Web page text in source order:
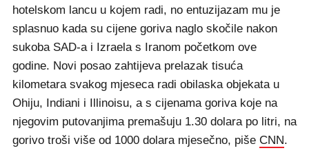
hotelskom lancu u kojem radi, no entuzijazam mu je
splasnuo kada su cijene goriva naglo skočile nakon
sukoba SAD-a i Izraela s Iranom početkom ove
godine. Novi posao zahtijeva prelazak tisuća
kilometara svakog mjeseca radi obilaska objekata u
Ohiju, Indiani i Illinoisu, a s cijenama goriva koje na
njegovim putovanjima premašuju 1.30 dolara po litri, na
gorivo troši više od 1000 dolara mjesečno, piše CNN.